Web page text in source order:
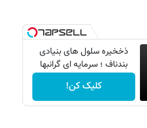
ذخخیره سلول های بنیادی
بندناف ؛ سرمایه ای گرانبها
کلیک کن!